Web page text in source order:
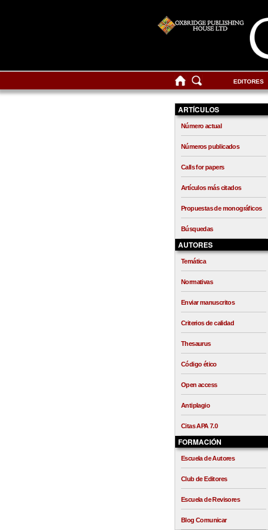
EDITORES
ARTÍCULOS
Número actual
Números publicados
Calls for papers
Artículos más citados
Propuestas de monográficos
Búsquedas
AUTORES
Temática
Normativas
Enviar manuscritos
Criterios de calidad
Thesaurus
Código ético
Open access
Antiplagio
Citas APA 7.0
FORMACIÓN
Escuela de Autores
Club de Editores
Escuela de Revisores
Blog Comunicar